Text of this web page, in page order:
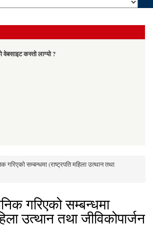
वेबसाइट कस्तो लाग्यो ?
गरिएको सम्बन्धमा (राष्ट्रपति महिला उत्थान तथा
गरिएको सम्बन्धमा
उत्थान तथा जीविकोपार्जन